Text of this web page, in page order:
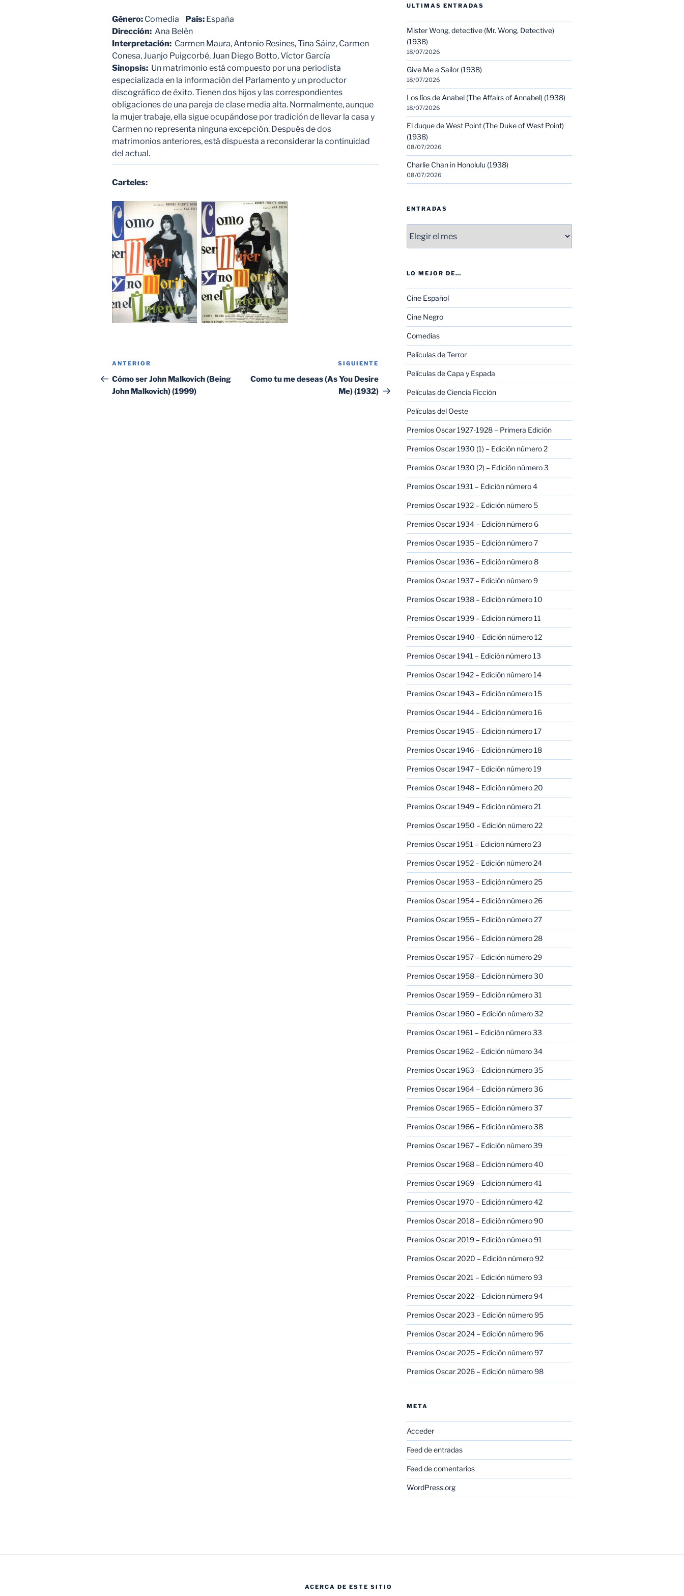
Género: Comedia País: España
Dirección: Ana Belén
Interpretación: Carmen Maura, Antonio Resines, Tina Sáinz, Carmen
Conesa, Juanjo Puigcorbé, Juan Diego Botto, Víctor García
Sinopsis: Un matrimonio está compuesto por una periodista
especializada en la información del Parlamento y un productor
discográfico de éxito. Tienen dos hijos y las correspondientes
obligaciones de una pareja de clase media alta. Normalmente, aunque
la mujer trabaje, ella sigue ocupándose por tradición de llevar la casa y
Carmen no representa ninguna excepción. Después de dos
matrimonios anteriores, está dispuesta a reconsiderar la continuidad
del actual.
Carteles:
Navegación
de
entradas
Entrada
anterior:
ANTERIOR
Cómo ser John Malkovich (Being
John Malkovich) (1999)
Siguiente
entrada
SIGUIENTE
Como tu me deseas (As You Desire
Me) (1932)
ULTIMAS ENTRADAS
Mister Wong, detective (Mr. Wong, Detective)
(1938)
18/07/2026
Give Me a Sailor (1938)
18/07/2026
Los líos de Anabel (The Affairs of Annabel) (1938)
18/07/2026
El duque de West Point (The Duke of West Point)
(1938)
08/07/2026
Charlie Chan in Honolulu (1938)
08/07/2026
ENTRADAS
LO MEJOR DE…
Cine Español
Cine Negro
Comedias
Películas de Terror
Películas de Capa y Espada
Películas de Ciencia Ficción
Películas del Oeste
Premios Oscar 1927-1928 – Primera Edición
Premios Oscar 1930 (1) – Edición número 2
Premios Oscar 1930 (2) – Edición número 3
Premios Oscar 1931 – Edición número 4
Premios Oscar 1932 – Edición número 5
Premios Oscar 1934 – Edición número 6
Premios Oscar 1935 – Edición número 7
Premios Oscar 1936 – Edición número 8
Premios Oscar 1937 – Edición número 9
Premios Oscar 1938 – Edición número 10
Premios Oscar 1939 – Edición número 11
Premios Oscar 1940 – Edición número 12
Premios Oscar 1941 – Edición número 13
Premios Oscar 1942 – Edición número 14
Premios Oscar 1943 – Edición número 15
Premios Oscar 1944 – Edición número 16
Premios Oscar 1945 – Edición número 17
Premios Oscar 1946 – Edición número 18
Premios Oscar 1947 – Edición número 19
Premios Oscar 1948 – Edición número 20
Premios Oscar 1949 – Edición número 21
Premios Oscar 1950 – Edición número 22
Premios Oscar 1951 – Edición número 23
Premios Oscar 1952 – Edición número 24
Premios Oscar 1953 – Edición número 25
Premios Oscar 1954 – Edición número 26
Premios Oscar 1955 – Edición número 27
Premios Oscar 1956 – Edición número 28
Premios Oscar 1957 – Edición número 29
Premios Oscar 1958 – Edición número 30
Premios Oscar 1959 – Edición número 31
Premios Oscar 1960 – Edición número 32
Premios Oscar 1961 – Edición número 33
Premios Oscar 1962 – Edición número 34
Premios Oscar 1963 – Edición número 35
Premios Oscar 1964 – Edición número 36
Premios Oscar 1965 – Edición número 37
Premios Oscar 1966 – Edición número 38
Premios Oscar 1967 – Edición número 39
Premios Oscar 1968 – Edición número 40
Premios Oscar 1969 – Edición número 41
Premios Oscar 1970 – Edición número 42
Premios Oscar 2018 – Edición número 90
Premios Oscar 2019 – Edición número 91
Premios Oscar 2020 – Edición número 92
Premios Oscar 2021 – Edición número 93
Premios Oscar 2022 – Edición número 94
Premios Oscar 2023 – Edición número 95
Premios Oscar 2024 – Edición número 96
Premios Oscar 2025 – Edición número 97
Premios Oscar 2026 – Edición número 98
META
Acceder
Feed de entradas
Feed de comentarios
WordPress.org
ACERCA DE ESTE SITIO